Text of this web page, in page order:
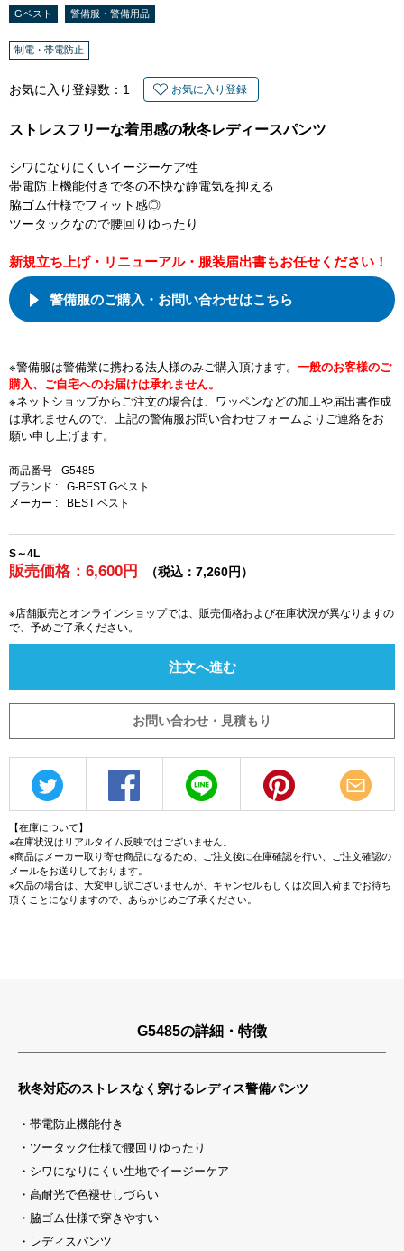
Gベスト 警備服・警備用品
制電・帯電防止
お気に入り登録数： 1 お気に入り登録
ストレスフリーな着用感の秋冬レディースパンツ
シワになりにくいイージーケア性
帯電防止機能付きで冬の不快な静電気を抑える
脇ゴム仕様でフィット感◎
ツータックなので腰回りゆったり
新規立ち上げ・リニューアル・服装届出書もお任せください！
警備服のご購入・お問い合わせはこちら
※警備服は警備業に携わる法人様のみご購入頂けます。 一般のお客様のご
購入、ご自宅へのお届けは承れません。
※ネットショップからご注文の場合は、ワッペンなどの加工や届出書作成
は承れませんので、上記の警備服お問い合わせフォームよりご連絡をお
願い申し上げます。
商品番号
G5485
ブランド :
G-BEST Gベスト
メーカー :
BEST ベスト
S～4L
販売価格：6,600円 （税込：7,260円）
※店舗販売とオンラインショップでは、販売価格および在庫状況が異なりますの
で、予めご了承ください。
注文へ進む
お問い合わせ・見積もり
【在庫について】
※在庫状況はリアルタイム反映ではございません。
※商品はメーカー取り寄せ商品になるため、ご注文後に在庫確認を行い、ご注文確認の
メールをお送りしております。
※欠品の場合は、大変申し訳ございませんが、キャンセルもしくは次回入荷までお待ち
頂くことになりますので、あらかじめご了承ください。
G5485の詳細・特徴
秋冬対応のストレスなく穿けるレディス警備パンツ
・帯電防止機能付き
・ツータック仕様で腰回りゆったり
・シワになりにくい生地でイージーケア
・高耐光で色褪せしづらい
・脇ゴム仕様で穿きやすい
・レディスパンツ